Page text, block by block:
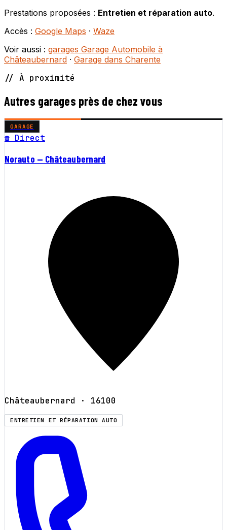
Prestations proposées : Entretien et réparation auto.
Accès : Google Maps · Waze
Voir aussi : garages Garage Automobile à
Châteaubernard · Garage dans Charente
// À proximité
Autres garages près de chez vous
GARAGE
☎ Direct
Norauto — Châteaubernard
Châteaubernard · 16100
ENTRETIEN ET RÉPARATION AUTO